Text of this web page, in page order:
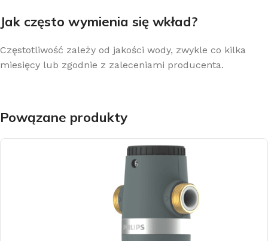
Jak często wymienia się wkład?
Częstotliwość zależy od jakości wody, zwykle co kilka
miesięcy lub zgodnie z zaleceniami producenta.
Powązane produkty